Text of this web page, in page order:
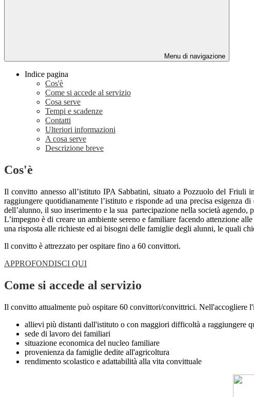
Menu di navigazione
Indice pagina
Cos'è
Come si accede al servizio
Cosa serve
Tempi e scadenze
Contatti
Ulteriori informazioni
A cosa serve
Descrizione breve
Cos'è
Il convitto annesso all’istituto IPA Sabbatini, situato a Pozzuolo del Friuli
raggiungere quotidianamente l’istituto e risponde ad una precisa esigenza
dell’alunno, il suo inserimento e la sua partecipazione nella società
L’impegno è di creare un ambiente sereno e familiare facendo attenzione
una risposta alle richieste ed ai bisogni delle famiglie degli alunni, le quali
Il convitto è attrezzato per ospitare fino a 60 convittori.
APPROFONDISCI QUI
Come si accede al servizio
Il convitto attualmente può ospitare 60 convittori/convittrici. Nell'accogliere
allievi più distanti dall'istituto o con maggiori difficoltà a raggiungere
sede di lavoro dei familiari
situazione economica del nucleo familiare
provenienza da famiglie dedite all'agricoltura
rendimento scolastico e adattabilità alla vita convittuale